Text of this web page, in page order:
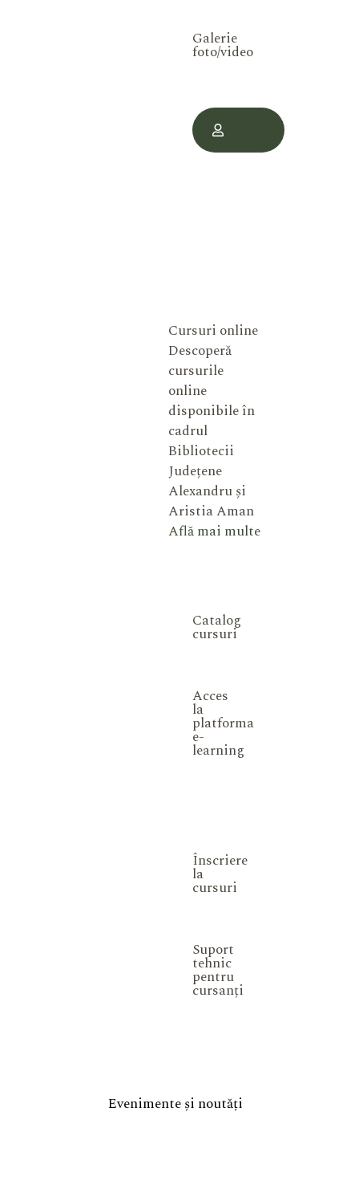
Galerie
foto/video
Cursuri online
Descoperă
cursurile
online
disponibile în
cadrul
Bibliotecii
Județene
Alexandru și
Aristia Aman
Află mai multe
Catalog
cursuri
Acces
la
platforma
e-
learning
Înscriere
la
cursuri
Suport
tehnic
pentru
cursanți
Evenimente și noutăți